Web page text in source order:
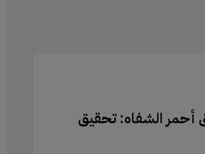
أحمر الشفاه: تحقيق